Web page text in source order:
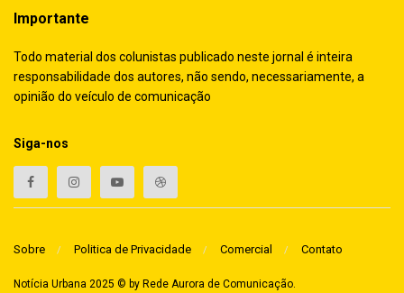
Importante
Todo material dos colunistas publicado neste jornal é inteira
responsabilidade dos autores, não sendo, necessariamente, a
opinião do veículo de comunicação
Siga-nos
Sobre Politica de Privacidade Comercial Contato
Notícia Urbana 2025 © by Rede Aurora de Comunicação